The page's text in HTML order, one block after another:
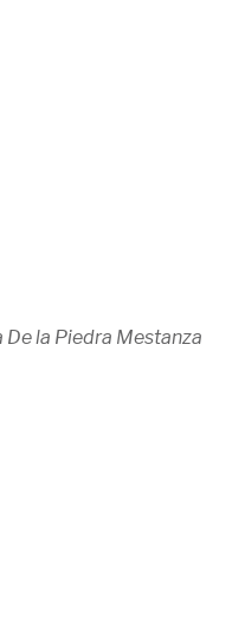
la Piedra Mestanza